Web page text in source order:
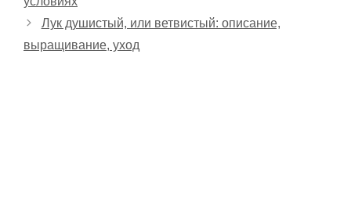
Лук душистый, или ветвистый: описание,
выращивание, уход